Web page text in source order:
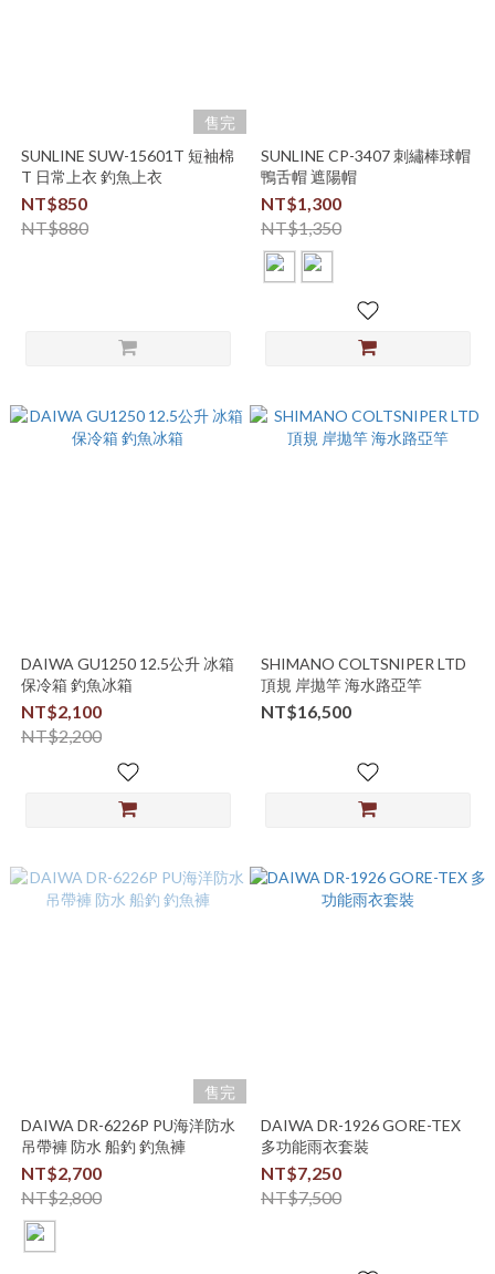
售完
SUNLINE SUW-15601T 短袖棉
T 日常上衣 釣魚上衣
NT$850
NT$880
SUNLINE CP-3407 刺繡棒球帽
鴨舌帽 遮陽帽
NT$1,300
NT$1,350
DAIWA GU1250 12.5公升 冰箱
保冷箱 釣魚冰箱
NT$2,100
NT$2,200
SHIMANO COLTSNIPER LTD
頂規 岸拋竿 海水路亞竿
NT$16,500
售完
DAIWA DR-6226P PU海洋防水
吊帶褲 防水 船釣 釣魚褲
NT$2,700
NT$2,800
DAIWA DR-1926 GORE-TEX
多功能雨衣套裝
NT$7,250
NT$7,500